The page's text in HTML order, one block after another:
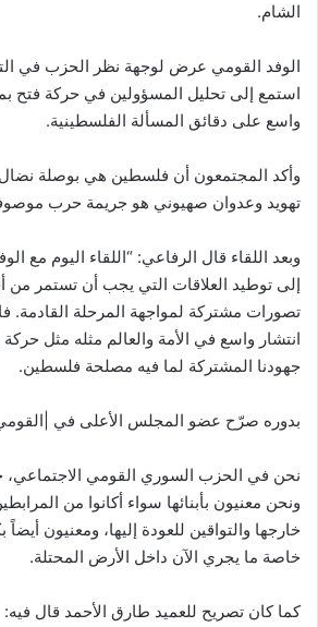
الشام.
الوفد القومي عرض لوجهة نظر الحزب في
استمع إلى تحليل المسؤولين في حركة فتح
واسع على دقائق المسألة الفلسطينية.
وأكد المجتمعون أن فلسطين هي بوصلة نضال
تهويد وعدوان صهيوني هو جريمة حرب
وبعد اللقاء قال الرفاعي: “اللقاء اليوم مع
إلى توطيد العلاقات التي يجب أن تستمر
تصورات مشتركة لمواجهة المرحلة القادمة.
انتشار واسع في الأمة والعالم مثله مثل
جهودنا المشتركة لما فيه مصلحة فلسطين.
بدوره صرّح عضو المجلس الأعلى في
نحن في الحزب السوري القومي الاجتماعي،
ونحن معنيون بأبنائها سواء أكانوا من
خارجها والتواقين للعودة إليها، ومعنيون
خاصة ما يجري الآن داخل الأرض المحتلة.
كما كان تصريح للعميد طارق الأحمد قال فيه: